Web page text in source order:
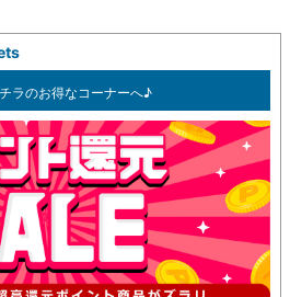
ラのお得なコーナーへ♪